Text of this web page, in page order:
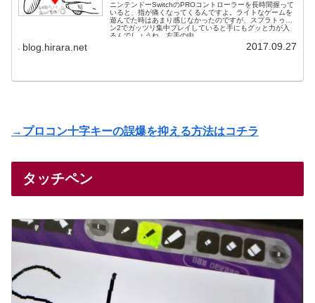
ニンテンドーSwitchのPROコントローラーを長時間握って
いると、指が痛くなってくるんですよ。ライトなゲームを
遊んでた時はあまり感じなかったのですが、スプラトゥー
ン2でガッツリ集中プレイしていると手にもグッと力が入
るんでしょうね。左手の中...
blog.hirara.net 2017.09.27
→プロコン十字キーの誤爆を抑える方法はコチラ
タッチペン